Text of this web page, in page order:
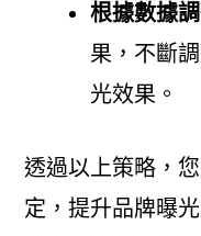
根據數據
果，不斷
光效果。
透過以上策略，
定，提升品牌曝